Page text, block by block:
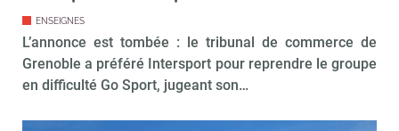
ENSEIGNES
L’annonce est tombée : le tribunal de commerce de
Grenoble a préféré Intersport pour reprendre le groupe
en difficulté Go Sport, jugeant son…